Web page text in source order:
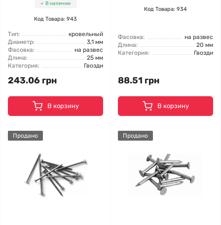
В наличии
Код Товара: 943
Тип:
кровельный
Диаметр:
3,1 мм
Фасовка:
на развес
Длина:
25 мм
Категория:
Гвозди
243.06 грн
В корзину
Код Товара: 934
Фасовка:
на развес
Длина:
20 мм
Категория:
Гвозди
88.51 грн
В корзину
Продано Продано